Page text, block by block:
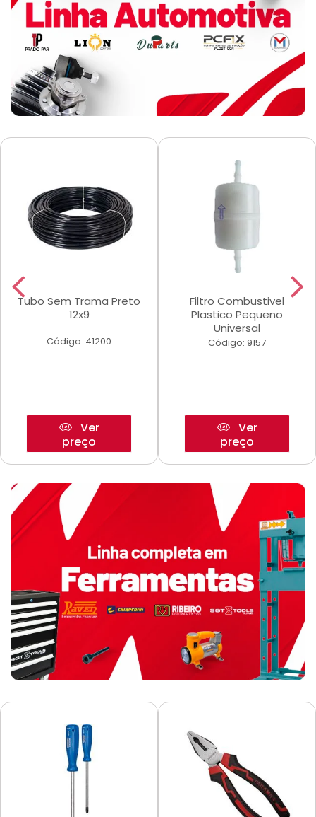
Tubo Sem Trama Preto
12x9
Código: 41200
Ver
preço
Filtro Combustivel
Plastico Pequeno
Universal
Código: 9157
Ver
preço